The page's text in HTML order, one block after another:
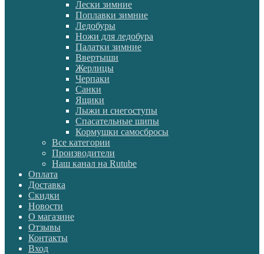
Лески зимние
Поплавки зимние
Ледобуры
Ножи для ледобура
Палатки зимние
Ввертыши
Жерлицы
Черпаки
Санки
Ящики
Лыжи и снегоступы
Спасательные шипы
Кормушки самосбросы
Все категории
Производители
Наш канал на Rutube
Оплата
Доставка
Скидки
Новости
О магазине
Отзывы
Контакты
Вход